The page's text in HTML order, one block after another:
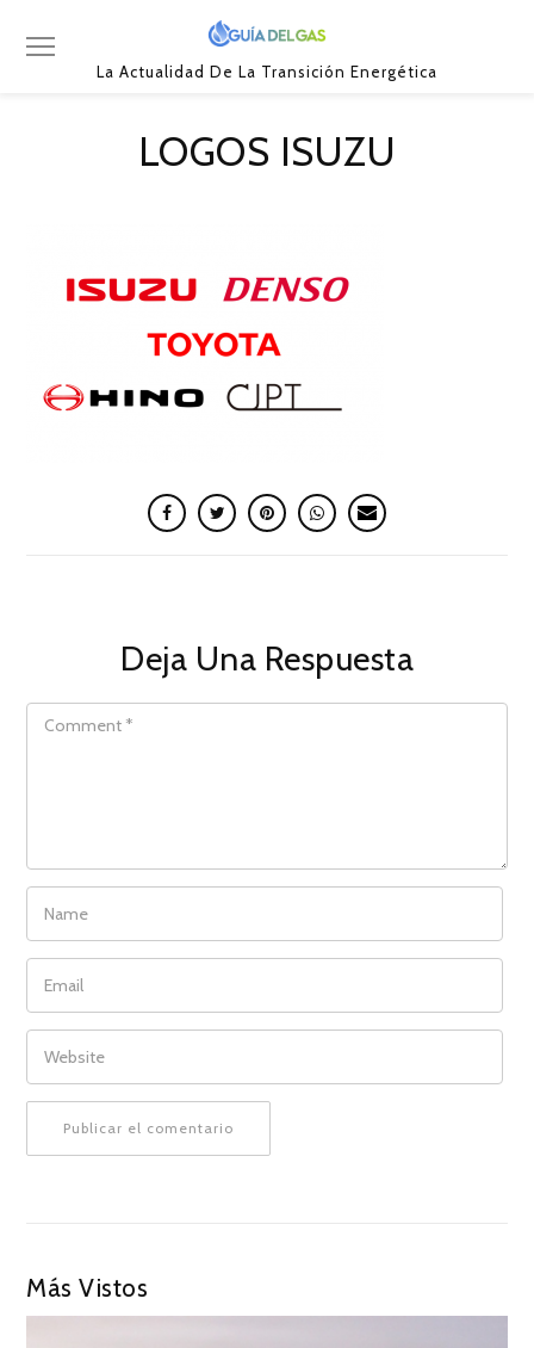
La Actualidad De La Transición Energética
LOGOS ISUZU
Deja Una Respuesta
COMMENT
NAME
EMAIL
WEBSITE
Más Vistos